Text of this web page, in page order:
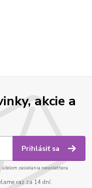
akcie a
Prihlásiť sa
účelom zasielania newslettera.
raz za 14 dní.